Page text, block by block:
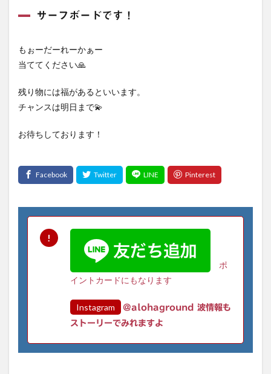
サーフボードです！
もぉーだーれーかぁー
当ててください🙏
残り物には福があるといいます。
チャンスは明日まで💫
お待ちしております！
ポ
イントカードにもなります
Instagram
@alohaground 波情報も
ストーリーでみれますよ